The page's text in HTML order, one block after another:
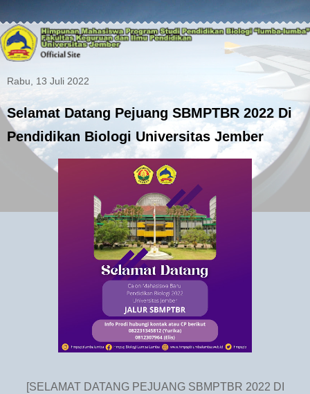
Rabu, 13 Juli 2022
Selamat Datang Pejuang SBMPTBR 2022 Di
Pendidikan Biologi Universitas Jember
[SELAMAT DATANG PEJUANG SBMPTBR 2022 DI